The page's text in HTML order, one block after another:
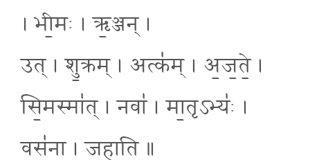
। भी॒मः । ऋ॒ञ्जन् ।
उत् । शु॒क्रम् । अत्क॑म् । अ॒ज॒ते॒ ।
सि॒मस्मा॑त् । नवा॑ । मा॒तृऽभ्यः॑ ।
वस॑ना । ज॒हा॒ति॒ ॥